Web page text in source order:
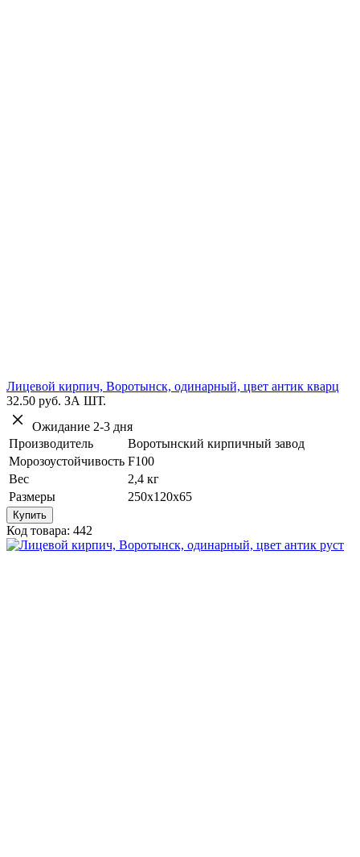
Лицевой кирпич, Воротынск, одинарный, цвет антик кварц
32.50 руб. ЗА ШТ.
Ожидание 2-3 дня
Производитель
Воротынский кирпичный завод
Морозоустойчивость F100
Вес
2,4 кг
Размеры
250х120х65
Купить
Код товара: 442